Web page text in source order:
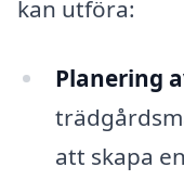
kan utföra:
Planering
att skapa